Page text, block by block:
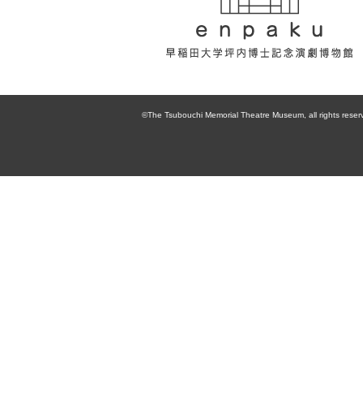
大学坪内博士記
念演劇博物館
©The Tsubouchi Memorial Theatre Museum, all rights